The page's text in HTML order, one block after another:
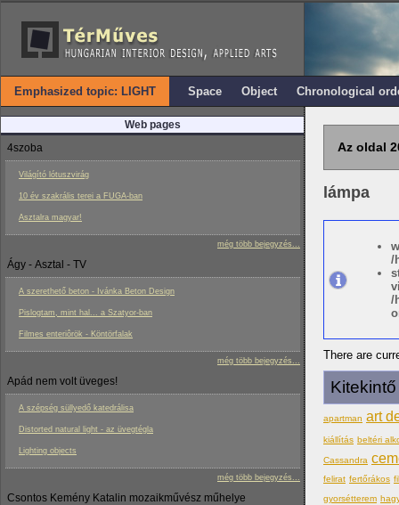
Emphasized topic: LIGHT Space Object Chronological
Web pages
4szoba
Világító lótuszvirág
10 év szakrális terei a FUGA-ban
Asztalra magyar!
még több bejegyzés...
Ágy - Asztal - TV
A szerethető beton - Ivánka Beton Design
Pislogtam, mint hal... a Szatyor-ban
Filmes enteriôrök - Köntörfalak
még több bejegyzés...
Apád nem volt üveges!
A szépség süllyedő katedrálisa
Distorted natural light - az üvegtégla
Lighting objects
még több bejegyzés...
Csontos Kemény Katalin mozaikművész műhelye
Az oldal
lámpa
/
/
There are
apartman art
kiállítás beltéri
Cassandra
felirat fertőrákos
gyorsétterem